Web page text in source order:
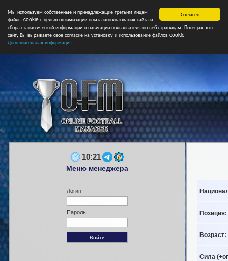
Согласен
Мы используем собственные и принадлежащие третьим лицам
файлы cookie с целью оптимизации опыта использования сайта и
сбора статистической информации о навигации пользователя по веб-страницам. Посещая этот
сайт, Вы выражаете свое согласие на установку и использование файлов cookie
Дополнительная информация
Главная Форум Турниры Сборные НФ Свободные
Позиция:
Возраст:
Сила
10:21
Меню менеджера
Логин
Пароль